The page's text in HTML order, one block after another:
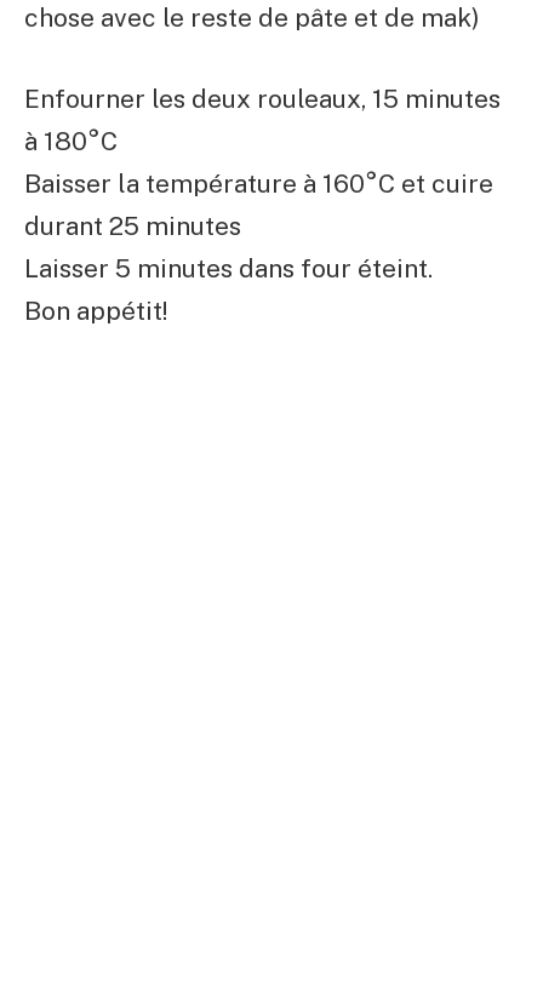
chose avec le reste de pâte et de mak)
Enfourner les deux rouleaux, 15 minutes
à 180°C
Baisser la température à 160°C et cuire
durant 25 minutes
Laisser 5 minutes dans four éteint.
Bon appétit!